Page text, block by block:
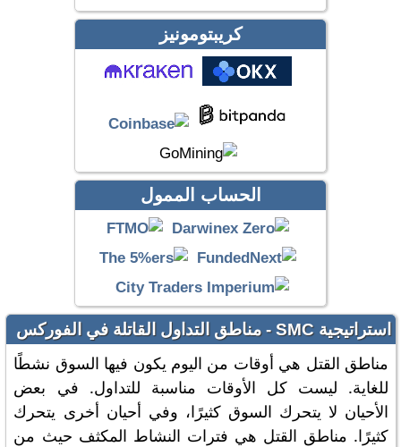
كريبتومونيز
الحساب الممول
استراتيجية SMC - مناطق التداول القاتلة في الفوركس
مناطق القتل هي أوقات من اليوم يكون فيها السوق نشطًا
للغاية. ليست كل الأوقات مناسبة للتداول. في بعض
الأحيان لا يتحرك السوق كثيرًا، وفي أحيان أخرى يتحرك
كثيرًا. مناطق القتل هي فترات النشاط المكثف حيث من